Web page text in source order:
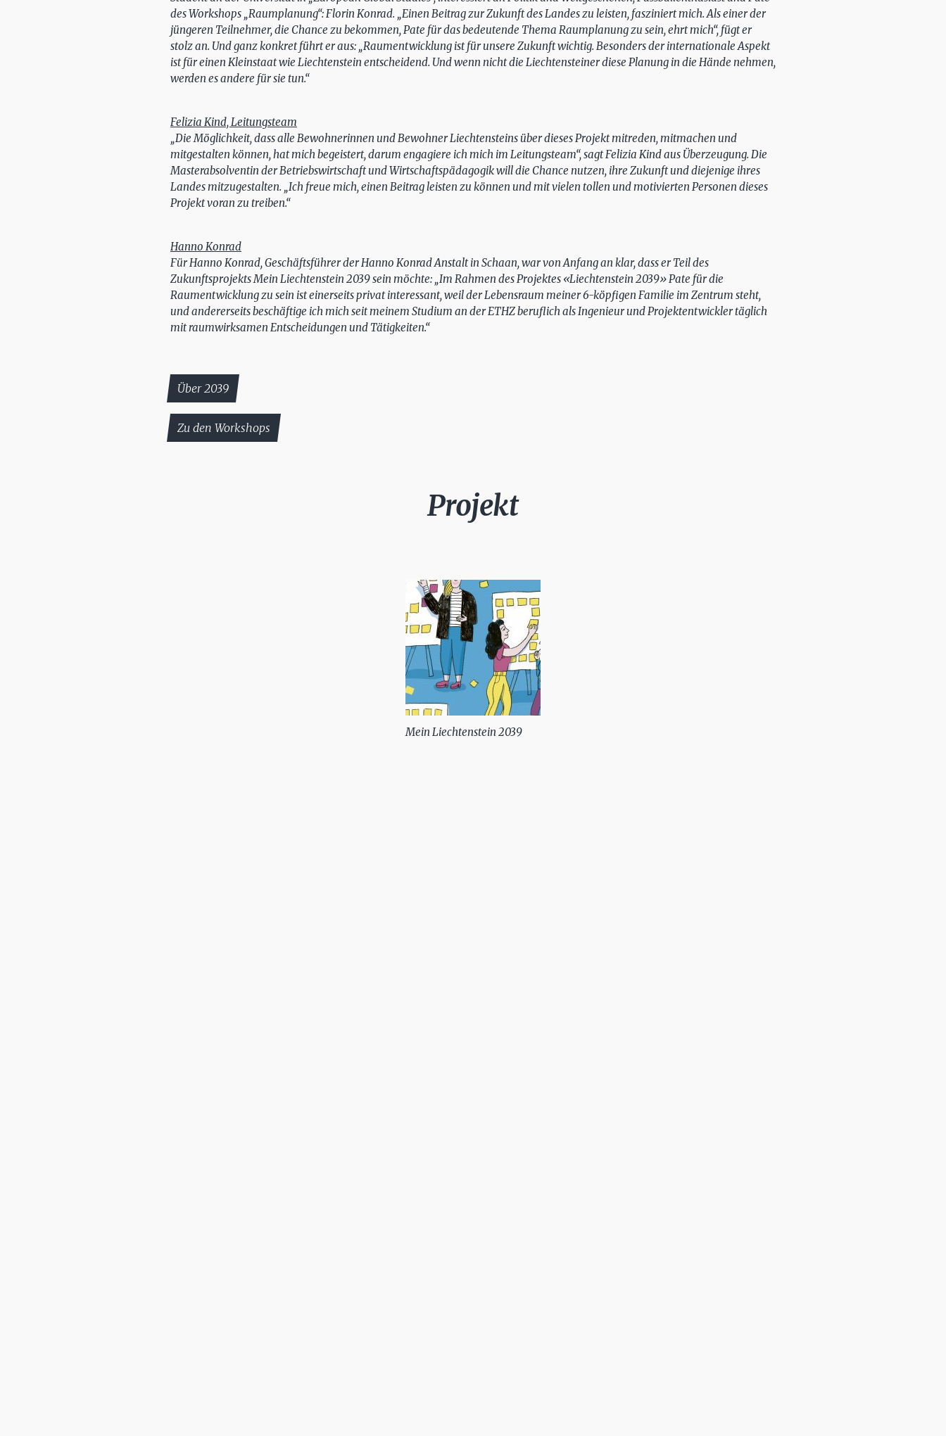
des Workshops „Raumplanung“: Florin Konrad. „Einen Beitrag zur Zukunft des Landes zu leisten, fasziniert mich. Als einer der
jüngeren Teilnehmer, die Chance zu bekommen, Pate für das bedeutende Thema Raumplanung zu sein, ehrt mich“, fügt er
stolz an. Und ganz konkret führt er aus: „Raumentwicklung ist für unsere Zukunft wichtig. Besonders der internationale Aspekt
ist für einen Kleinstaat wie Liechtenstein entscheidend. Und wenn nicht die Liechtensteiner diese Planung in die Hände nehmen,
werden es andere für sie tun.“
Felizia Kind, Leitungsteam
„Die Möglichkeit, dass alle Bewohnerinnen und Bewohner Liechtensteins über dieses Projekt mitreden, mitmachen und
mitgestalten können, hat mich begeistert, darum engagiere ich mich im Leitungsteam“, sagt Felizia Kind aus Überzeugung. Die
Masterabsolventin der Betriebswirtschaft und Wirtschaftspädagogik will die Chance nutzen, ihre Zukunft und diejenige ihres
Landes mitzugestalten. „Ich freue mich, einen Beitrag leisten zu können und mit vielen tollen und motivierten Personen dieses
Projekt voran zu treiben.“
Hanno Konrad
Für Hanno Konrad, Geschäftsführer der Hanno Konrad Anstalt in Schaan, war von Anfang an klar, dass er Teil des
Zukunftsprojekts Mein Liechtenstein 2039 sein möchte: „Im Rahmen des Projektes «Liechtenstein 2039» Pate für die
Raumentwicklung zu sein ist einerseits privat interessant, weil der Lebensraum meiner 6-köpfigen Familie im Zentrum steht,
und andererseits beschäftige ich mich seit meinem Studium an der ETHZ beruflich als Ingenieur und Projektentwickler täglich
mit raumwirksamen Entscheidungen und Tätigkeiten.“
Über 2039
Zu den Workshops
Projekt
Mein Liechtenstein 2039